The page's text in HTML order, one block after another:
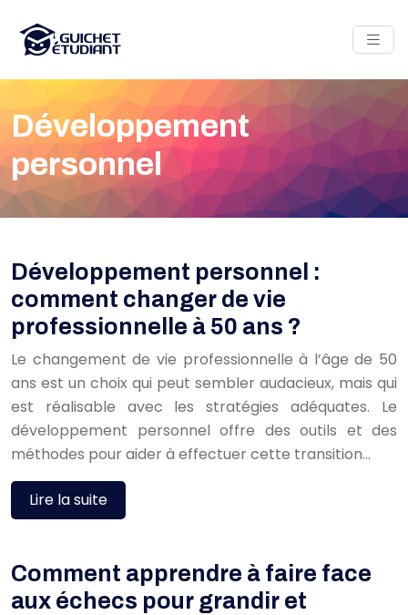
Développement
personnel
Développement personnel :
comment changer de vie
professionnelle à 50 ans ?
Le changement de vie professionnelle à l’âge de 50
ans est un choix qui peut sembler audacieux, mais qui
est réalisable avec les stratégies adéquates. Le
développement personnel offre des outils et des
méthodes pour aider à effectuer cette transition…
Lire la suite
Comment apprendre à faire face
aux échecs pour grandir et